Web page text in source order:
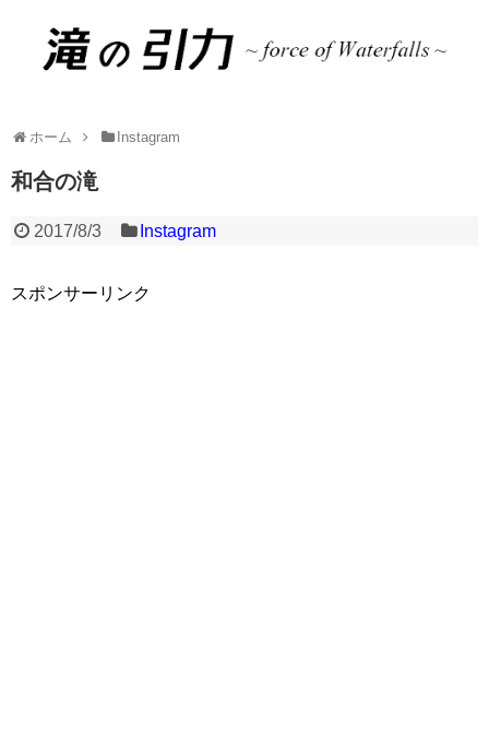
ホーム Instagram
和合の滝
2017/8/3 Instagram
スポンサーリンク